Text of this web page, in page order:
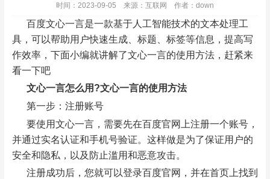
时间：2023-09-05 来源：互联网 作者：down
百度文心一言是一款基于人工智能技术的文本处理工
具，可以帮助用户快速生成、标题、标签等信息，提高写
作效率，下面小编就讲解了文心一言的使用方法，赶紧来
看一下吧
文心一言怎么用?文心一言的使用方法
第一步：注册账号
要使用文心一言，需要先在百度官网上注册一个账号，
并通过实名认证和手机号验证。这样做是为了保证用户的
安全和隐私，以及防止滥用和恶意攻击。
注册成功后，您就可以登录百度官网，并在首页上找到